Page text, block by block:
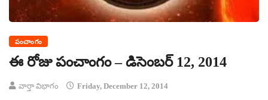
పంచాంగం
ఈ రోజు పంచాంగం – డిసెంబర్ 12, 2014
వార్తా విభాగం Friday, December 12, 2014